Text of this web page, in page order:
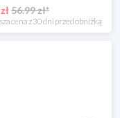
56.99 zł*
cena z 30 dni przed obniżką